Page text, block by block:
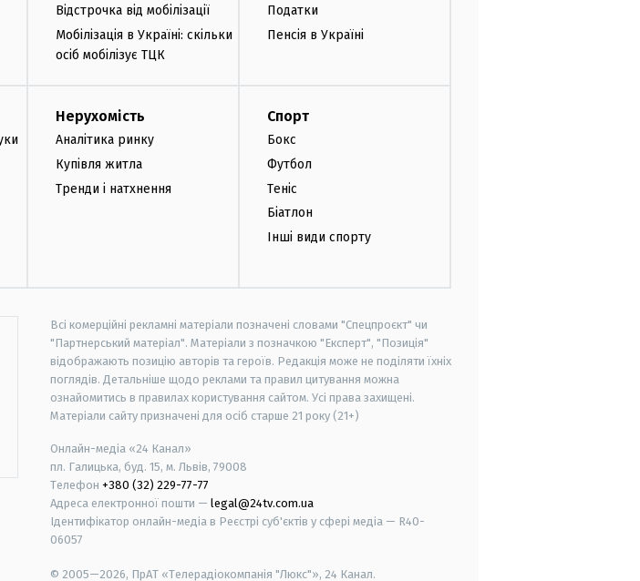
Відстрочка від мобілізації
Мобілізація в Україні: скільки
осіб мобілізує ТЦК
Податки
Пенсія в Україні
Нерухомість
Аналітика ринку
Купівля житла
Тренди і натхнення
Спорт
Бокс
Футбол
Теніс
Біатлон
Інші види спорту
Всі комерційні рекламні матеріали позначені словами "Спецпроєкт" чи
"Партнерський матеріал". Матеріали з позначкою "Експерт", "Позиція"
відображають позицію авторів та героїв. Редакція може не поділяти їхніх
поглядів. Детальніше щодо реклами та правил цитування можна
ознайомитись в правилах користування сайтом. Усі права захищені.
Матеріали сайту призначені для осіб старше 21 року (21+)
Онлайн-медіа «24 Канал»
пл. Галицька, буд. 15, м. Львів, 79008
Телефон +380 (32) 229-77-77
Адреса електронної пошти — legal@24tv.com.ua
Ідентифікатор онлайн-медіа в Реєстрі суб'єктів у сфері медіа — R40-
06057
© 2005—2026, ПрАТ «Телерадіокомпанія "Люкс"», 24 Канал.